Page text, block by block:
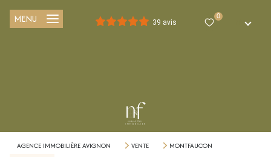
39 avis
0
MENU
AGENCE IMMOBILIÈRE AVIGNON VENTE
MONTFAUCON